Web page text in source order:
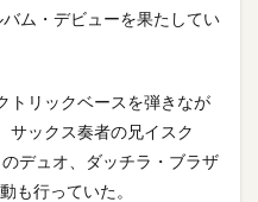
バム・デビューを果たしてい
トリックベースを弾きなが
サックス奏者の兄イスク
デュオ、ダッチラ・ブラザ
も行っていた。